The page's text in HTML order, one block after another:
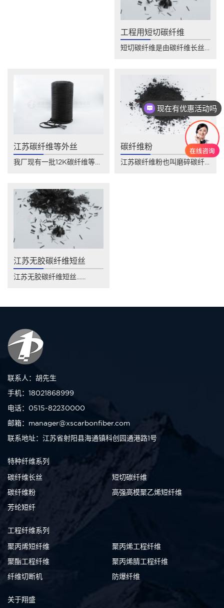
工程用短切碳纤维
短切碳纤维是由碳纤维长丝短切而成，其基本......
江苏碳纤维等外丝
我厂现有一批12K碳纤维等外品，技术指标......
碳纤维粉
江苏碳纤维粉也叫磨碎碳纤维，是将高强高模......
江苏无胶碳纤维短丝
江苏无胶碳纤维短丝......
联系人：胡先生
手机：18021868999
电话：0515-82230000
邮箱：manager@xscarbonfiber.com
联系地址：江苏省射阳县海通镇科创园通港路1号
特种纤维系列
碳纤维长丝
短切碳纤维
碳纤维粉
高强高模聚乙烯短纤维
芳纶短纤
工程纤维系列
聚丙烯短纤维
聚丙烯工程纤维
聚酯工程纤维
聚丙烯腈工程纤维
纤维切断机
防爆纤维
关于翔盛
现在有优惠活动吗